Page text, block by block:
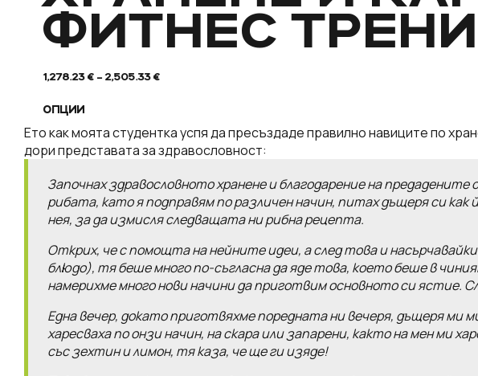
ФИТНЕС
1,278.23 € – 2,505.33 €
ОПЦИИ
Ето как моята студентка успя да пресъздаде правилно навиците по
дори представата за здравословност:
Започнах здравословното хранене и благодарение на
рибата, като я подправям по различен начин, питах дъщеря си как
нея, за да измисля следващата ни рибна рецепта.
Открих, че с помощта на нейните идеи, а след това и
блюдо), тя беше много по-съгласна да яде това, което беше в
намерихме много нови начини да приготвим основното си ястие.
Една вечер, докато приготвяхме поредната ни вечеря, дъщеря ми
харесваха по онзи начин, на скара или запарени, както на мен ми
със зехтин и лимон, тя каза, че ще ги изяде!